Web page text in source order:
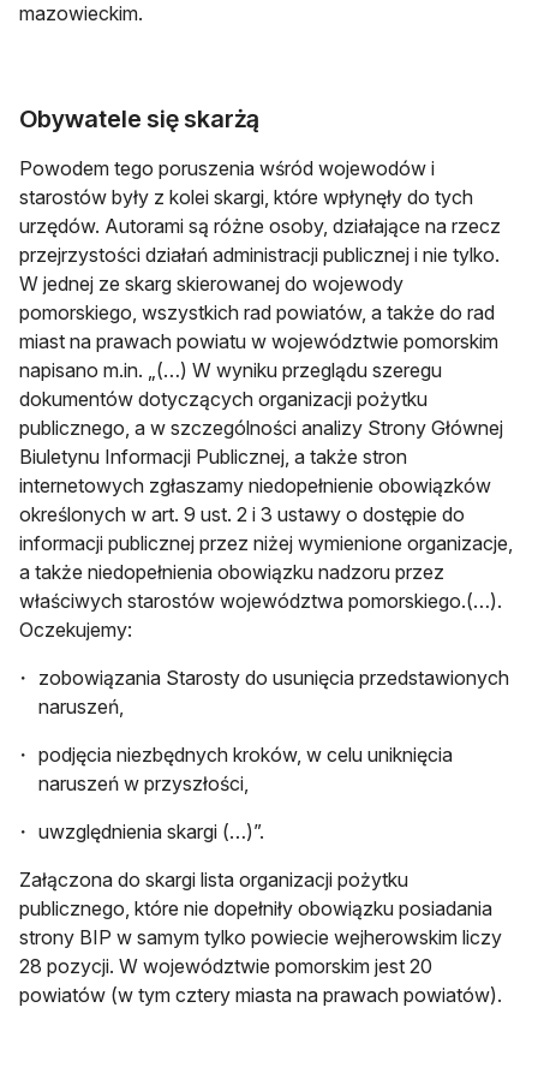
mazowieckim.
Obywatele się skarżą
Powodem tego poruszenia wśród wojewodów i
starostów były z kolei skargi, które wpłynęły do tych
urzędów. Autorami są różne osoby, działające na rzecz
przejrzystości działań administracji publicznej i nie tylko.
W jednej ze skarg skierowanej do wojewody
pomorskiego, wszystkich rad powiatów, a także do rad
miast na prawach powiatu w województwie pomorskim
napisano m.in. „(…) W wyniku przeglądu szeregu
dokumentów dotyczących organizacji pożytku
publicznego, a w szczególności analizy Strony Głównej
Biuletynu Informacji Publicznej, a także stron
internetowych zgłaszamy niedopełnienie obowiązków
określonych w art. 9 ust. 2 i 3 ustawy o dostępie do
informacji publicznej przez niżej wymienione organizacje,
a także niedopełnienia obowiązku nadzoru przez
właściwych starostów województwa pomorskiego.(…).
Oczekujemy:
zobowiązania Starosty do usunięcia przedstawionych
naruszeń,
podjęcia niezbędnych kroków, w celu uniknięcia
naruszeń w przyszłości,
uwzględnienia skargi (…)”.
Załączona do skargi lista organizacji pożytku
publicznego, które nie dopełniły obowiązku posiadania
strony BIP w samym tylko powiecie wejherowskim liczy
28 pozycji. W województwie pomorskim jest 20
powiatów (w tym cztery miasta na prawach powiatów).